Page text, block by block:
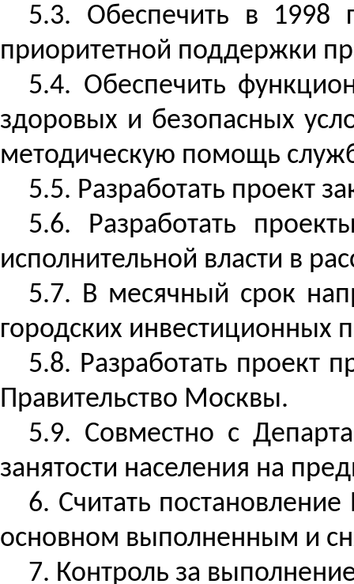
5.3. Обеспечить в 1998
приоритетной поддержки
5.4. Обеспечить
здоровых и безопасных
методическую помощь
5.5. Разработать проект
5.6. Разработать
исполнительной власти в
5.7. В месячный срок
городских инвестиционных
5.8. Разработать проект
Правительство Москвы.
5.9. Совместно с
занятости населения на
6. Считать
основном выполненным и
7. Контроль за